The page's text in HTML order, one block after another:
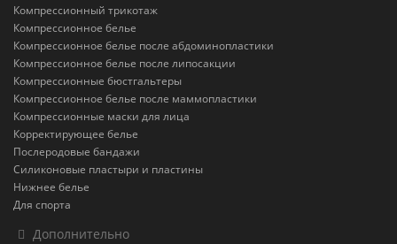
Компрессионный трикотаж
Компрессионное белье
Компрессионное белье после абдоминопластики
Компрессионное белье после липосакции
Компрессионные бюстгальтеры
Компрессионное белье после маммопластики
Компрессионные маски для лица
Корректирующее белье
Послеродовые бандажи
Силиконовые пластыри и пластины
Нижнее белье
Для спорта
Дополнительно